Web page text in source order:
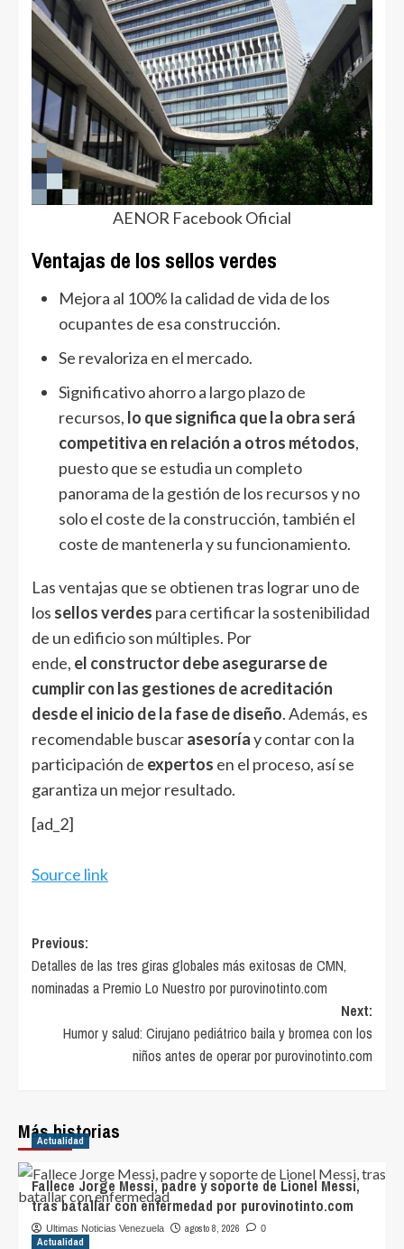
AENOR Facebook Oficial
Ventajas de los sellos verdes
Mejora al 100% la calidad de vida de los
ocupantes de esa construcción.
Se revaloriza en el mercado.
Significativo ahorro a largo plazo de
recursos, lo que significa que la obra será
competitiva en relación a otros métodos,
puesto que se estudia un completo
panorama de la gestión de los recursos y no
solo el coste de la construcción, también el
coste de mantenerla y su funcionamiento.
Las ventajas que se obtienen tras lograr uno de
los sellos verdes para certificar la sostenibilidad
de un edificio son múltiples. Por
ende, el constructordebe asegurarse de
cumplir con las gestiones de acreditación
desde el inicio de la fase de diseño. Además, es
recomendable buscarasesoríay contar con la
participación de expertos en el proceso, así se
garantiza un mejor resultado.
[ad_2]
Source link
Post
navigation
Previous:
Detalles de las tres giras globales más exitosas de CMN,
nominadas a Premio Lo Nuestro por purovinotinto.com
Next:
Humor y salud: Cirujano pediátrico baila y bromea con los
niños antes de operar por purovinotinto.com
Más historias
Actualidad
Fallece Jorge Messi, padre y soporte de Lionel Messi,
tras batallar con enfermedad por purovinotinto.com
Ultimas Noticias Venezuela agosto 8, 2026 0
Actualidad